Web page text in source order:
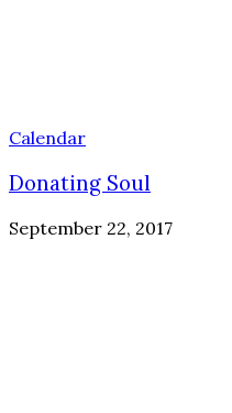
Calendar
Donating Soul
September 22, 2017